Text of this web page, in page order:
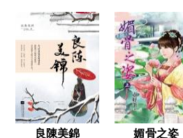
第十六章
第十七章
第十八章
第十九章
第二十章
良陳美錦 媚骨之姿